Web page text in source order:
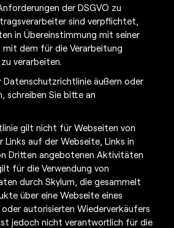
der DSGVO zu
sind verpflichtet,
in Übereinstimmung mit seiner
mit dem für die Verarbeitung
verarbeiten.
Datenschutzrichtlinie äußern oder
schreiben Sie bitte an
gilt nicht für Webseiten von
Links auf der Webseite, Links in
Dritten angebotenen Aktivitäten
für die Verwendung von
durch Skylum, die gesammelt
über eine Webseite eines
autorisierten Wiederverkäufers
jedoch nicht verantwortlich für die